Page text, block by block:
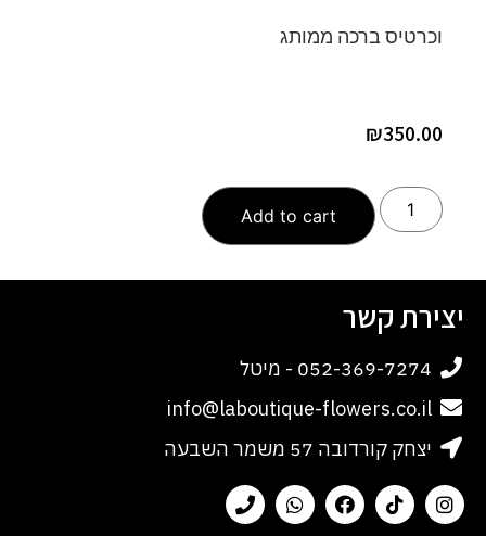
וכרטיס ברכה ממותג
₪350.00
Add to cart
יצירת קשר
052-369-7274 - מיטל
info@laboutique-flowers.co.il
יצחק קורדובה 57 משמר השבעה